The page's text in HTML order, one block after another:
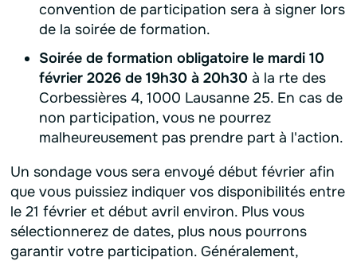
convention de participation sera à signer lors
de la soirée de formation.
Soirée de formation obligatoire le mardi 10
février 2026 de 19h30 à 20h30 à la rte des
Corbessières 4, 1000 Lausanne 25. En cas de
non participation, vous ne pourrez
malheureusement pas prendre part à l'action.
Un sondage vous sera envoyé début février afin
que vous puissiez indiquer vos disponibilités entre
le 21 février et début avril environ. Plus vous
sélectionnerez de dates, plus nous pourrons
garantir votre participation. Généralement,